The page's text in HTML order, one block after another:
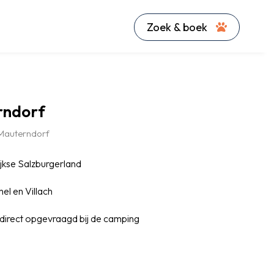
Zoek & boek
Salzburgerland
en Villach
opgevraagd bij de camping